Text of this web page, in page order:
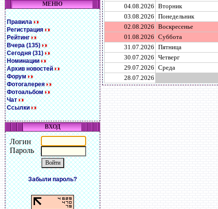
МЕНЮ
Правила
Регистрация
Рейтинг
Вчера (135)
Сегодня (31)
Номинации
Архив новостей
Форум
Фотогалерея
Фотоальбом
Чат
Ссылки
ВХОД
Логин
Пароль
Забыли пароль?
04.08.2026 Вторник
03.08.2026 Понедельник
02.08.2026 Воскресенье
01.08.2026 Суббота
31.07.2026 Пятница
30.07.2026 Четверг
29.07.2026 Среда
28.07.2026